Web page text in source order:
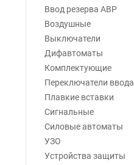
Ввод резерва АВР
Воздушные
Выключатели
Дифавтоматы
Комплектующие
Переключатели ввода
Плавкие вставки
Сигнальные
Силовые автоматы
УЗО
Устройства защиты